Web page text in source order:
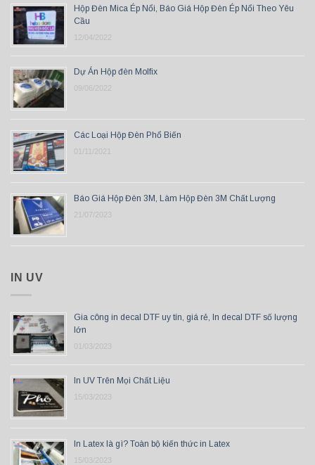
Hộp Đèn Mica Ép Nổi, Báo Giá Hộp Đèn Ép Nổi Theo Yêu
Cầu
12/04/2022
Dự Án Hộp đèn Molfix
09/06/2022
Các Loại Hộp Đèn Phổ Biến
01/11/2021
Báo Giá Hộp Đèn 3M, Làm Hộp Đèn 3M Chất Lượng
21/07/2023
IN UV
Gia công in decal DTF uy tín, giá rẻ, In decal DTF số lượng
lớn
01/03/2023
In UV Trên Mọi Chất Liệu
15/03/2023
In Latex là gì? Toàn bộ kiến thức in Latex
15/03/2023